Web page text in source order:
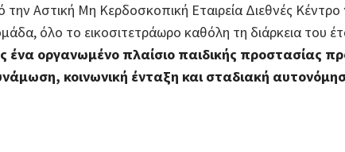
Αστική Μη Κερδοσκοπική Εταιρεία Διεθνές Κέντρο
όλο το εικοσιτετράωρο καθόλη τη διάρκεια του
ένα οργανωμένο πλαίσιο παιδικής προστασίας
κοινωνική ένταξη και σταδιακή